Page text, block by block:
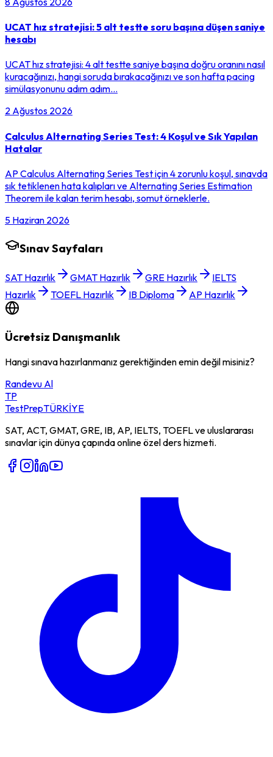
UCAT hız stratejisi: 5 alt testte soru başına düşen saniye
hesabı
UCAT hız stratejisi: 4 alt testte saniye başına doğru oranını nasıl
kuracağınızı, hangi soruda bırakacağınızı ve son hafta pacing
simülasyonunu adım adım…
2 Ağustos 2026
Calculus Alternating Series Test: 4 Koşul ve Sık Yapılan
Hatalar
AP Calculus Alternating Series Test için 4 zorunlu koşul, sınavda
sık tetiklenen hata kalıpları ve Alternating Series Estimation
Theorem ile kalan terim hesabı, somut örneklerle.
5 Haziran 2026
Sınav Sayfaları
SAT Hazırlık GMAT Hazırlık GRE Hazırlık
IELTS
Hazırlık
TOEFL Hazırlık IB Diploma AP Hazırlık
Ücretsiz Danışmanlık
Hangi sınava hazırlanmanız gerektiğinden emin değil misiniz?
Randevu Al
TP
TestPrepTÜRKİYE
SAT, ACT, GMAT, GRE, IB, AP, IELTS, TOEFL ve uluslararası
sınavlar için dünya çapında online özel ders hizmeti.